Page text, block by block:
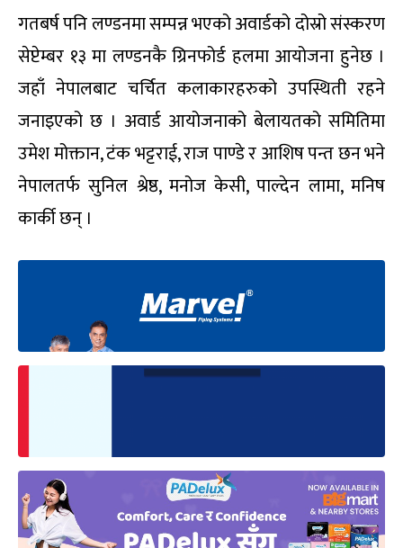
गतबर्ष पनि लण्डनमा सम्पन्न भएको अवार्डको दोस्रो संस्करण
सेप्टेम्बर १३ मा लण्डनकै ग्रिनफोर्ड हलमा आयोजना हुनेछ ।
जहाँ नेपालबाट चर्चित कलाकारहरुको उपस्थिती रहने
जनाइएको छ । अवार्ड आयोजनाको बेलायतको समितिमा
उमेश मोक्तान, टंक भट्टराई, राज पाण्डे र आशिष पन्त छन भने
नेपालतर्फ सुनिल श्रेष्ठ, मनोज केसी, पाल्देन लामा, मनिष
कार्की छन् ।